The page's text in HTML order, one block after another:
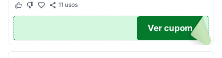
Este cupom funcionou
Este cupom não funcionou
11 usos
OFF
Ver cupom